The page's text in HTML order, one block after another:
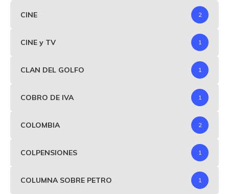
CINE 2
CINE y TV 1
CLAN DEL GOLFO 1
COBRO DE IVA 1
COLOMBIA 2
COLPENSIONES 1
COLUMNA SOBRE PETRO 1